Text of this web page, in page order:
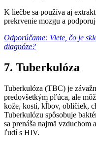
K liečbe sa používa aj
prekrvenie mozgu a
Odporúčame: Viete, čo je
diagnóze?
7. Tuberkulóza
Tuberkulóza (TBC) je
predovšetkým pľúca, ale
kože, kostí, kĺbov, obličiek,
Tuberkulózu spôsobuje
sa prenáša najmä
ľudí s HIV.